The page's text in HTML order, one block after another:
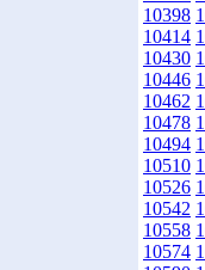
10398
10414
10430
10446
10462
10478
10494
10510
10526
10542
10558
10574